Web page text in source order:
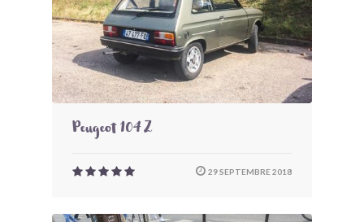
Peugeot 104 Z
29 SEPTEMBRE 2018